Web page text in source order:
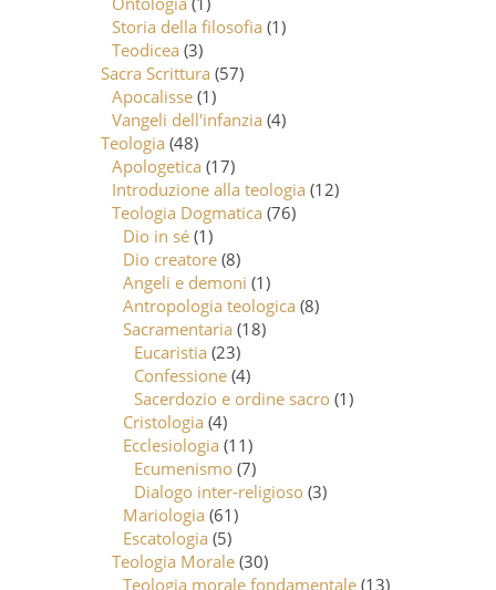
Storia della filosofia (1)
Teodicea (3)
Sacra Scrittura (57)
Apocalisse (1)
Vangeli dell'infanzia (4)
Teologia (48)
Apologetica (17)
Introduzione alla teologia (12)
Teologia Dogmatica (76)
Dio in sé (1)
Dio creatore (8)
Angeli e demoni (1)
Antropologia teologica (8)
Sacramentaria (18)
Eucaristia (23)
Confessione (4)
Sacerdozio e ordine sacro (1)
Cristologia (4)
Ecclesiologia (11)
Ecumenismo (7)
Dialogo inter-religioso (3)
Mariologia (61)
Escatologia (5)
Teologia Morale (30)
Teologia morale fondamentale (13)